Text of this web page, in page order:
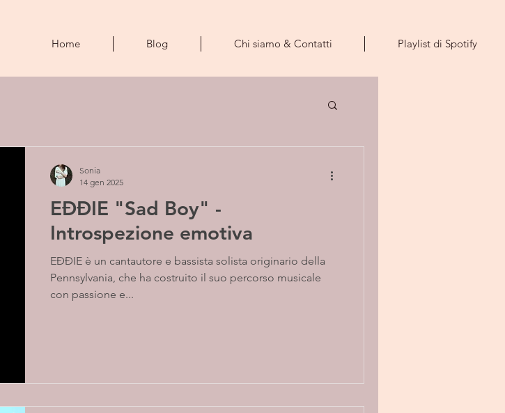
Home Blog Chi siamo & Contatti Playlist di Spotify
EĐĐIE "Sad Boy" -
Introspezione emotiva
EĐĐIE è un cantautore e bassista solista originario della
Pennsylvania, che ha costruito il suo percorso musicale
con passione e...
Sonia
14 gen 2025